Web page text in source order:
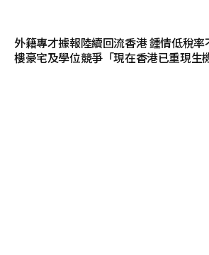
外籍專才據報陸續回流香港 鍾情低稅
樓豪宅及學位競爭「現在香港已重現生